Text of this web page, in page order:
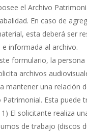
el Archivo
En caso de
esta deberá ser
informada al archivo.
formulario, la persona
archivos
mantener una relación
Patrimonial. Esta puede
El solicitante realiza
de trabajo (discos